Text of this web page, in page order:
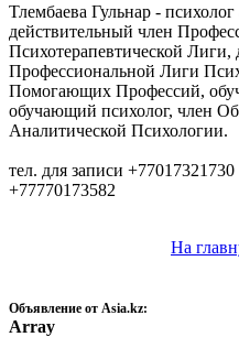
Тлембаева Гульнар -
действительный член
Психотерапевтической Лиги,
Профессиональной Лиги
Помогающих Профессий,
обучающий психолог, член
Аналитической Психологии.
тел. для записи +77017321730
+77770173582
На
Объявление от Asia.kz:
Array